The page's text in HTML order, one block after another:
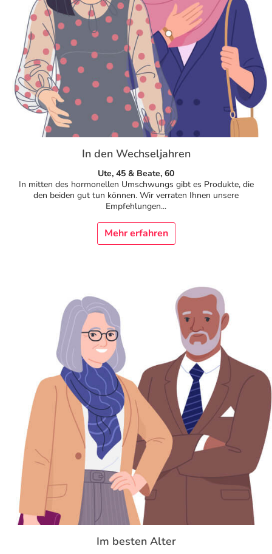
In den Wechseljahren
Ute, 45 & Beate, 60
In mitten des hormonellen Umschwungs gibt es Produkte, die
den beiden gut tun können. Wir verraten Ihnen unsere
Empfehlungen...
Mehr erfahren
Im besten Alter